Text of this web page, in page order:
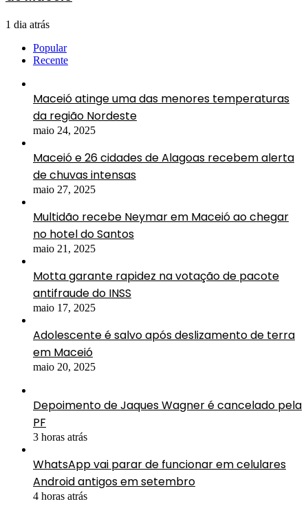
1 dia atrás
Popular
Recente
Maceió atinge uma das menores temperaturas
da região Nordeste
maio 24, 2025
Maceió e 26 cidades de Alagoas recebem alerta
de chuvas intensas
maio 27, 2025
Multidão recebe Neymar em Maceió ao chegar
no hotel do Santos
maio 21, 2025
Motta garante rapidez na votação de pacote
antifraude do INSS
maio 17, 2025
Adolescente é salvo após deslizamento de terra
em Maceió
maio 20, 2025
Depoimento de Jaques Wagner é cancelado pela
PF
3 horas atrás
WhatsApp vai parar de funcionar em celulares
Android antigos em setembro
4 horas atrás